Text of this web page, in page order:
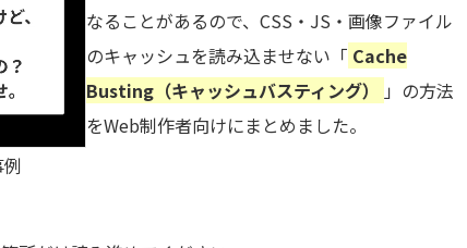
なることがあるので、CSS・JS・画像ファイル
のキャッシュを読み込ませない「 Cache
Busting（キャッシュバスティング）
」の方法
をWeb制作者向けにまとめました。